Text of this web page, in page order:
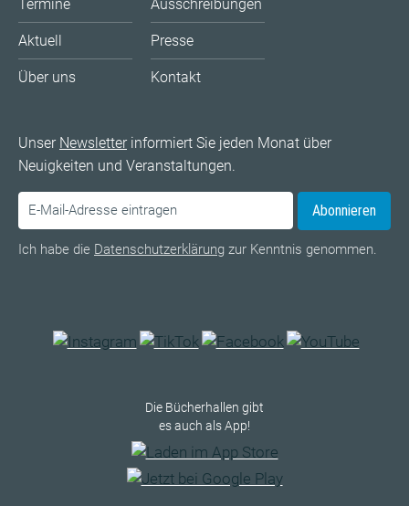
Termine
Aktuell
Über uns
Ausschreibungen
Presse
Kontakt
Unser Newsletterinformiert Sie jeden Monat über
Neuigkeiten und Veranstaltungen.
Abonnieren
Ich habe die Datenschutzerklärung zur Kenntnis genommen.
Die Bücherhallen gibt
es auch als App!